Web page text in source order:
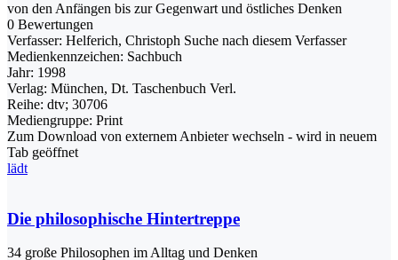
von den Anfängen bis zur Gegenwart und östliches Denken
0 Bewertungen
Verfasser: Helferich, Christoph Suche nach diesem Verfasser
Medienkennzeichen: Sachbuch
Jahr: 1998
Verlag: München, Dt. Taschenbuch Verl.
Reihe: dtv; 30706
Mediengruppe: Print
Zum Download von externem Anbieter wechseln - wird in neuem
Tab geöffnet
lädt
Die philosophische Hintertreppe
34 große Philosophen im Alltag und Denken